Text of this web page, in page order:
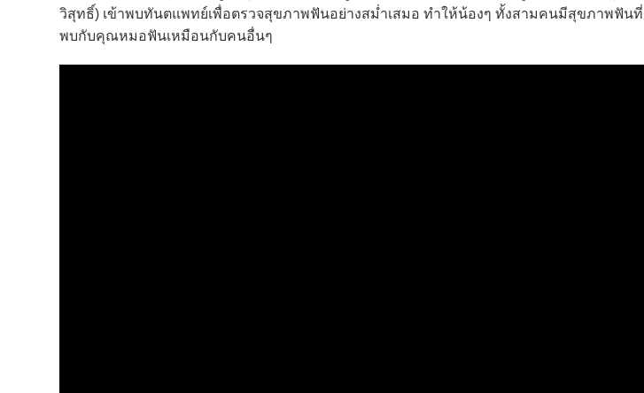
วิสุทธิ์) เข้าพบทันตแพทย์เพื่อตรวจสุขภาพฟันอย่างสม่ำเสมอ ทำให้น้องๆ ทั้งสามคนมีสุขภาพฟัน
พบกับคุณหมอฟันเหมือนกับคนอื่นๆ